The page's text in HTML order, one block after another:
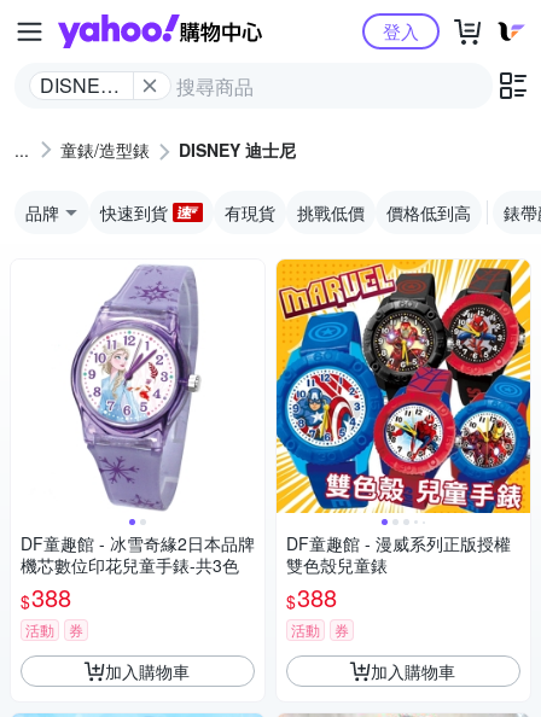
Yahoo購物中心
DISNEY
登入
童錶/造型錶 DISNEY 迪士尼
品牌 快速到貨 有現貨 挑戰低價 價格低到高 錶
DF童趣館 - 冰雪奇緣2日本品牌
機芯數位印花兒童手錶-共3色
$388
活動 券
加入購物車
DF童趣館 - 漫威系列正版授權
雙色殼兒童錶
$388
活動 券
加入購物車